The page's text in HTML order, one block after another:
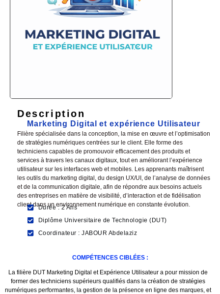
Description
Marketing Digital et expérience Utilisateur
Filière spécialisée dans la conception, la mise en œuvre et l’optimisation
de stratégies numériques centrées sur le client. Elle forme des
techniciens capables de promouvoir efficacement des produits et
services à travers les canaux digitaux, tout en améliorant l’expérience
utilisateur sur les interfaces web et mobiles. Les apprenants maîtrisent
les outils du marketing digital, du design UX/UI, de l’analyse de données
et de la communication digitale, afin de répondre aux besoins actuels
des entreprises en matière de visibilité, d’interaction et de fidélisation
client dans un environnement numérique en constante évolution.
Durée : 2 Ans
Diplôme Universitaire de Technologie (DUT)
Coordinateur : JABOUR Abdelaziz
COMPÉTENCES CIBLÉES :
La filière DUT Marketing Digital et Expérience Utilisateur a pour mission de
former des techniciens supérieurs qualifiés dans la création de stratégies
numériques performantes, la gestion de la présence en ligne des marques, et